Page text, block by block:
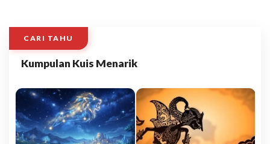
CARI TAHU
Kumpulan Kuis Menarik